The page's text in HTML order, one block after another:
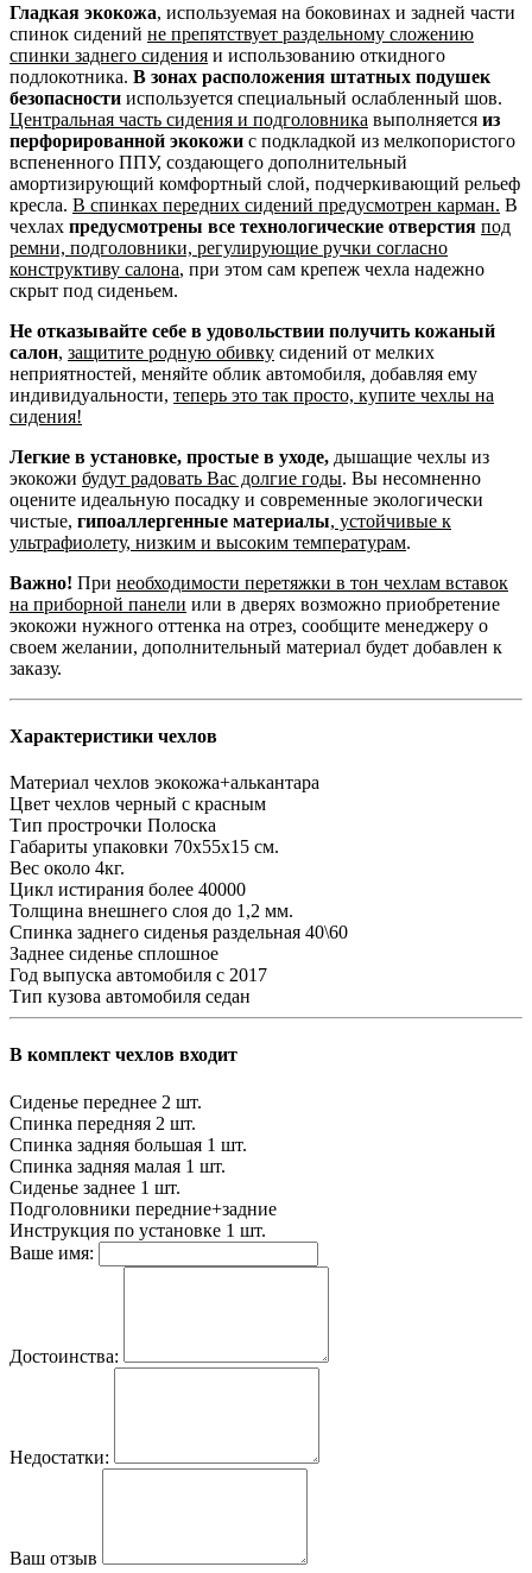
Гладкая экокожа, используемая на боковинах и задней части
спинок сидений не препятствует раздельному сложению
спинки заднего сидения и использованию откидного
подлокотника. В зонах расположения штатных подушек
безопасности используется специальный ослабленный шов.
Центральная часть сидения и подголовника выполняется из
перфорированной экокожи с подкладкой из мелкопористого
вспененного ППУ, создающего дополнительный
амортизирующий комфортный слой, подчеркивающий рельеф
кресла. В спинках передних сидений предусмотрен карман. В
чехлах предусмотрены все технологические отверстия под
ремни, подголовники, регулирующие ручки согласно
конструктиву салона, при этом сам крепеж чехла надежно
скрыт под сиденьем.
Не отказывайте себе в удовольствии получить кожаный
салон, защитите родную обивку сидений от мелких
неприятностей, меняйте облик автомобиля, добавляя ему
индивидуальности, теперь это так просто, купите чехлы на
сидения!
Легкие в установке, простые в уходе, дышащие чехлы из
экокожи будут радовать Вас долгие годы. Вы несомненно
оцените идеальную посадку и современные экологически
чистые, гипоаллергенные материалы, устойчивые к
ультрафиолету, низким и высоким температурам.
Важно! При необходимости перетяжки в тон чехлам вставок
на приборной панели или в дверях возможно приобретение
экокожи нужного оттенка на отрез, сообщите менеджеру о
своем желании, дополнительный материал будет добавлен к
заказу.
Характеристики чехлов
Материал чехлов экокожа+алькантара
Цвет чехлов черный с красным
Тип прострочки Полоска
Габариты упаковки 70х55х15 см.
Вес около 4кг.
Цикл истирания более 40000
Толщина внешнего слоя до 1,2 мм.
Спинка заднего сиденья раздельная 40\60
Заднее сиденье сплошное
Год выпуска автомобиля с 2017
Тип кузова автомобиля седан
В комплект чехлов входит
Сиденье переднее 2 шт.
Спинка передняя 2 шт.
Спинка задняя большая 1 шт.
Спинка задняя малая 1 шт.
Сиденье заднее 1 шт.
Подголовники передние+задние
Инструкция по установке 1 шт.
Ваше имя:
Достоинства:
Недостатки:
Ваш отзыв